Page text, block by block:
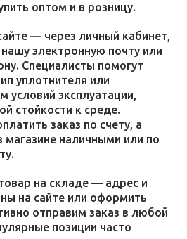
оптом и в розницу.
— через личный кабинет,
нашу электронную почту или
Специалисты помогут
уплотнителя или
условий эксплуатации,
стойкости к среде.
заказ по счету, а
магазине наличными или по
на складе — адрес и
на сайте или оформить
отправим заказ в любой
позиции часто